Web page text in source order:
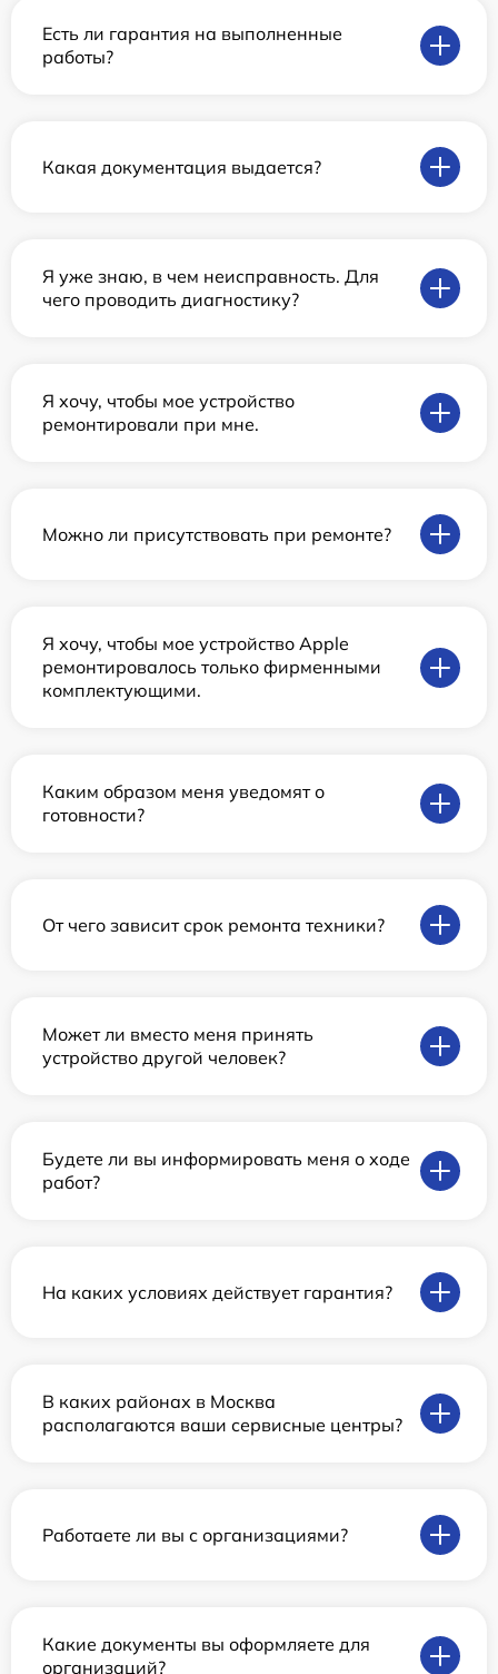
Есть ли гарантия на выполненные
работы?
Какая документация выдается?
Я уже знаю, в чем неисправность. Для
чего проводить диагностику?
Я хочу, чтобы мое устройство
ремонтировали при мне.
Можно ли присутствовать при ремонте?
Я хочу, чтобы мое устройство Apple
ремонтировалось только фирменными
комплектующими.
Каким образом меня уведомят о
готовности?
От чего зависит срок ремонта техники?
Может ли вместо меня принять
устройство другой человек?
Будете ли вы информировать меня о ходе
работ?
На каких условиях действует гарантия?
В каких районах в Москва
располагаются ваши сервисные центры?
Работаете ли вы с организациями?
Какие документы вы оформляете для
организаций?